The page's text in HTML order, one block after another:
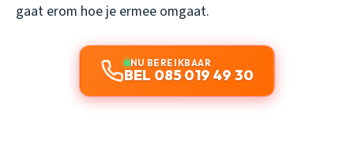
gaat erom hoe je ermee omgaat.
NU BEREIKBAAR
BEL 085 019 49 30